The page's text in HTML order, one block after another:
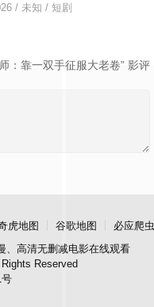
/ 未知 / 短剧
：靠一双手征服大老卷” 影评
虎地图 谷歌地图
必应爬虫
、高清无删减电影在线观看
Reserved